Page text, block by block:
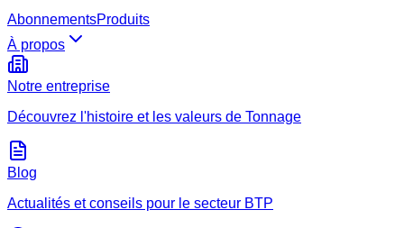
AbonnementsProduits
À propos
Notre entreprise
Découvrez l'histoire et les valeurs de Tonnage
Blog
Actualités et conseils pour le secteur BTP